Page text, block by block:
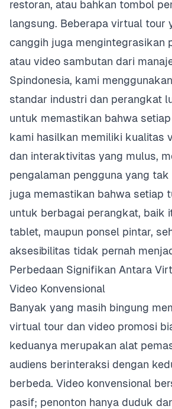
restoran, atau bahkan tombol
langsung. Beberapa virtual tour
canggih juga mengintegrasikan
atau video sambutan dari
Spindonesia, kami
standar industri dan perangkat
untuk memastikan bahwa
kami hasilkan memiliki kualitas
dan interaktivitas yang mulus,
pengalaman pengguna yang
juga memastikan bahwa setiap
untuk berbagai perangkat, baik
tablet, maupun ponsel pintar,
aksesibilitas tidak pernah
Perbedaan Signifikan Antara
Video Konvensional
Banyak yang masih bingung
virtual tour dan video promosi
keduanya merupakan alat
audiens berinteraksi dengan
berbeda. Video konvensional
pasif; penonton hanya duduk